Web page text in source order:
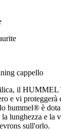
cappello
il
e vi proteggerà
hummel® è
lunghezza e la
sull'orlo.